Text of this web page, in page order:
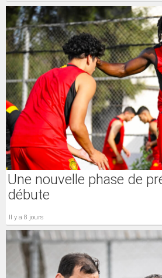
Une nouvelle phase de
débute
il y a 8 jours